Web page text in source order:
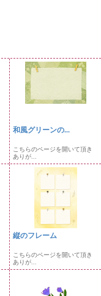
和風グリーンの...
こちらのページを開いて頂き
ありが...
縦のフレーム
こちらのページを開いて頂き
ありが...